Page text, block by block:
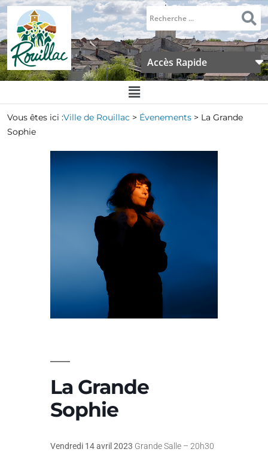
Accès Rapide
Vous êtes ici :Ville de Rouillac > Évenements > La Grande
Sophie
La Grande
Sophie
Vendredi 14 avril 2023 Grande Salle – 20h30